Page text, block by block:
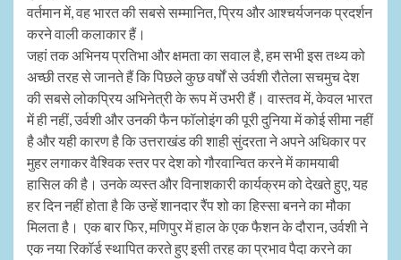
वर्तमान में, वह भारत की सबसे सम्मानित, प्रिय और आश्चर्यजनक प्रदर्शन
करने वाली कलाकार हैं।
जहां तक अभिनय प्रतिभा और क्षमता का सवाल है, हम सभी इस तथ्य को
अच्छी तरह से जानते हैं कि पिछले कुछ वर्षों से उर्वशी रौतेला सचमुच देश
की सबसे लोकप्रिय अभिनेत्री के रूप में उभरी हैं। वास्तव में, केवल भारत
में ही नहीं, उर्वशी और उनकी फैन फॉलोइंग की पूरी दुनिया में कोई सीमा नहीं
है और यही कारण है कि उत्तराखंड की शाही सुंदरता ने अपने अधिकार पर
मुहर लगाकर वैश्विक स्तर पर देश को गौरवान्वित करने में कामयाबी
हासिल की है। उनके व्यस्त और विनाशकारी कार्यक्रम को देखते हुए, यह
हर दिन नहीं होता है कि उन्हें शानदार रैंप शो का हिस्सा बनने का मौका
मिलता है। एक बार फिर, मणिपुर में हाल के एक फैशन के दौरान, उर्वशी ने
एक नया रिकॉर्ड स्थापित करते हुए इसी तरह का प्रभाव पैदा करने का